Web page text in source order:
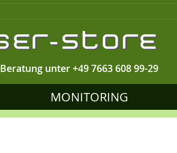
Beratung unter+49 7663 608 99-29
MONITORING